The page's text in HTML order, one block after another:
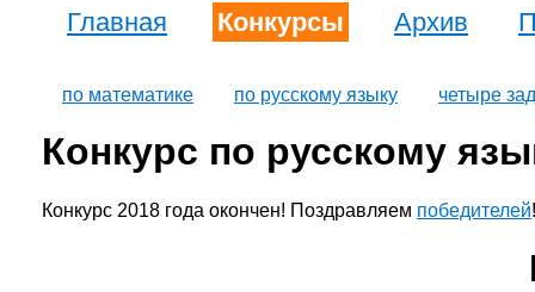
Главная Конкурсы Архив
по математике по русскому языку четыре
Конкурс по русскому
Конкурс 2018 года окончен! Поздравляем победителей!